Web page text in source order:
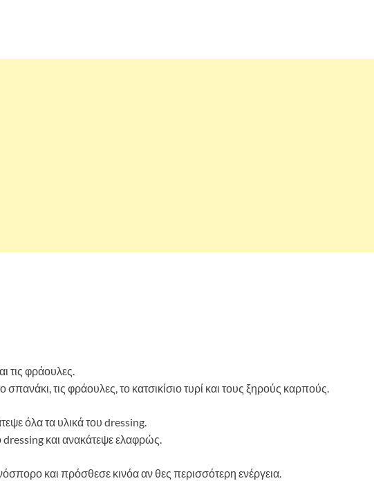
τις φράουλες.
τις φράουλες, το κατσικίσιο τυρί και τους ξηρούς καρπούς.
όλα τα υλικά του dressing.
dressing και ανακάτεψε ελαφρώς.
και πρόσθεσε κινόα αν θες περισσότερη ενέργεια.